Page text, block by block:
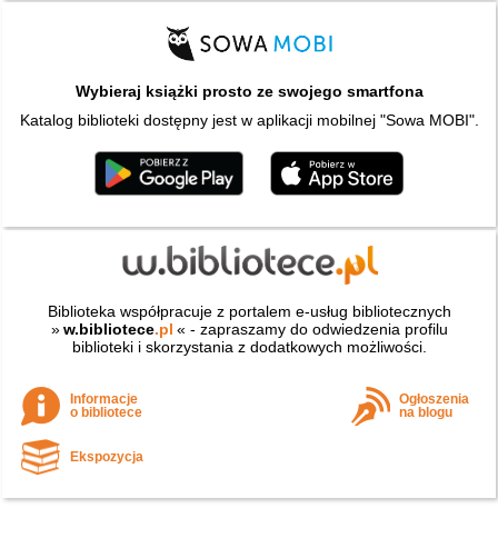
Wybieraj książki prosto ze swojego smartfona
Katalog biblioteki dostępny jest w aplikacji mobilnej "Sowa MOBI".
Biblioteka współpracuje z portalem e-usług bibliotecznych
» w.bibliotece.pl « - zapraszamy do odwiedzenia profilu
biblioteki i skorzystania z dodatkowych możliwości.
Informacje
o bibliotece
Ogłoszenia
na blogu
Ekspozycja